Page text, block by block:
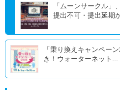
「ムーンサークル」
提出不可・提出延期
「乗り換えキャンペー
き！ウォーターネット...